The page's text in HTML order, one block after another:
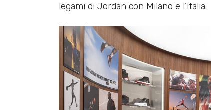
legami di Jordan con Milano e l’Italia.